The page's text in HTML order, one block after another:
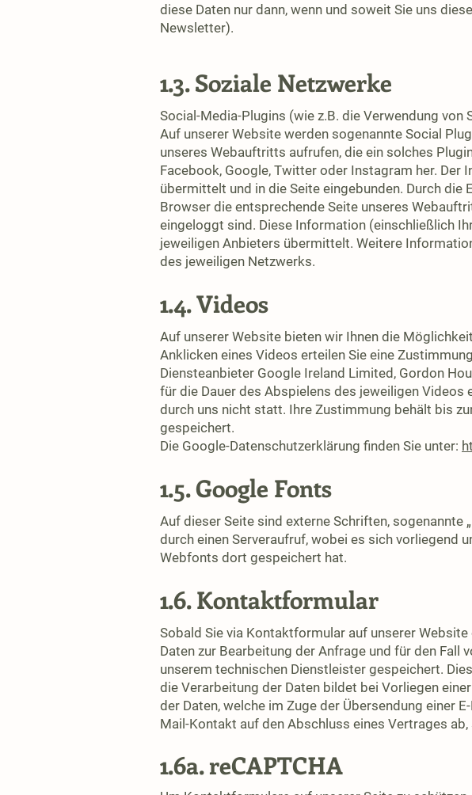
diese Daten nur dann, wenn und soweit Sie uns
Newsletter).
1.3. Soziale Netzwerke
Social-Media-Plugins (wie z.B. die Verwendung
Auf unserer Website werden sogenannte Social
unseres Webauftritts aufrufen, die ein solches
Facebook, Google, Twitter oder Instagram her.
übermittelt und in die Seite eingebunden. Durch
Browser die entsprechende Seite unseres
eingeloggt sind. Diese Information (einschließlich
jeweiligen Anbieters übermittelt. Weitere
des jeweiligen Netzwerks.
1.4. Videos
Auf unserer Website bieten wir Ihnen die
Anklicken eines Videos erteilen Sie eine
Diensteanbieter Google Ireland Limited, Gordon
für die Dauer des Abspielens des jeweiligen Videos
durch uns nicht statt. Ihre Zustimmung behält bis
gespeichert.
Die Google-Datenschutzerklärung finden Sie unter:
1.5. Google Fonts
Auf dieser Seite sind externe Schriften,
durch einen Serveraufruf, wobei es sich vorliegend
Webfonts dort gespeichert hat.
1.6. Kontaktformular
Sobald Sie via Kontaktformular auf unserer
Daten zur Bearbeitung der Anfrage und für den
unserem technischen Dienstleister gespeichert.
die Verarbeitung der Daten bildet bei Vorliegen
der Daten, welche im Zuge der Übersendung einer
Mail-Kontakt auf den Abschluss eines Vertrages
1.6a. reCAPTCHA